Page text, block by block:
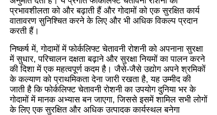
प्रभावशीलता को और बढ़ाती हैं और गोदामों को एक सुरक्षित कार्य
वातावरण सुनिश्चित करने के लिए और भी अधिक विकल्प प्रदान
करती हैं।​
निष्कर्ष में, गोदामों में फोर्कलिफ्ट चेतावनी रोशनी को अपनाना सुरक्षा
में सुधार, परिचालन दक्षता बढ़ाने और सुरक्षा नियमों का पालन करने
की दिशा में एक महत्वपूर्ण कदम है। जैसे-जैसे उद्योग अपने श्रमिकों
के कल्याण को प्राथमिकता देना जारी रखता है, यह उम्मीद की
जाती है कि फोर्कलिफ्ट चेतावनी रोशनी का उपयोग दुनिया भर के
गोदामों में मानक अभ्यास बन जाएगा, जिससे इसमें शामिल सभी लोगों
के लिए एक सुरक्षित और अधिक उत्पादक कार्यस्थल बनेगा